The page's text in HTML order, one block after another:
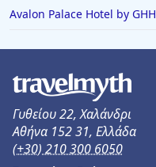
Avalon Palace Hotel by GHH
Γυθείου 22, Χαλάνδρι
Αθήνα 152 31, Ελλάδα
(+30) 210 300 6050